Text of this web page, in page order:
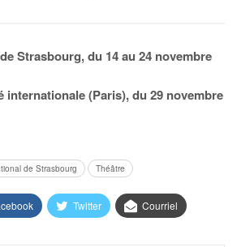
Strasbourg, du 14 au 24 novembre
internationale (Paris), du 29 novembre
de Strasbourg Théâtre
Twitter Courriel